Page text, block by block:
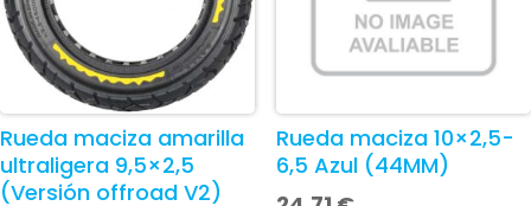
Rueda maciza amarilla
ultraligera 9,5×2,5
(Versión offroad V2)
Rueda maciza 10×2,5-
6,5 Azul (44MM)